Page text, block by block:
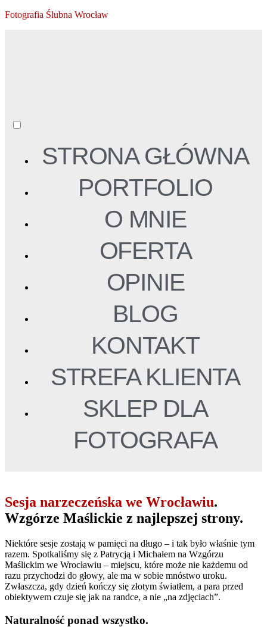
Fotografia Ślubna Wrocław
STRONA GŁÓWNA
PORTFOLIO
O MNIE
OFERTA
OPINIE
BLOG
KONTAKT
STREFA KLIENTA
SKLEP DLA
FOTOGRAFA
Sesja narzeczeńska we Wrocławiu.
Wzgórze Maślickie z najlepszej strony.
Niektóre sesje zostają w pamięci na długo – i tak było właśnie tym
razem. Spotkaliśmy się z Patrycją i Michałem na Wzgórzu
Maślickim we Wrocławiu – miejscu, które może nie każdemu od
razu przychodzi do głowy, ale ma w sobie mnóstwo uroku.
Zwłaszcza, gdy dzień kończy się złotym światłem, a para przed
obiektywem czuje się jak na randce, a nie „na zdjęciach”.
Naturalność ponad wszystko.